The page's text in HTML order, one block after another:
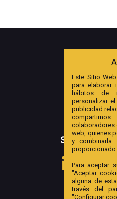
SOCIAL
Este Sitio
para elaborar
hábitos de
personalizar
publicidad
colaboradores
web, quienes
y combinarla
proporcionado.
Para aceptar
"Aceptar
alguna de
través del
"Configurar